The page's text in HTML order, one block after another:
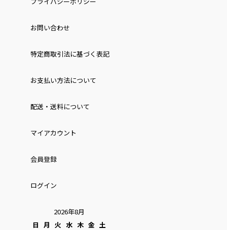
お問い合わせ
特定商取引法に基づく表記
お⽀払い⽅法について
配送・送料について
マイアカウント
会員登録
ログイン
2026年8月
日 月 火 水 木 金 土